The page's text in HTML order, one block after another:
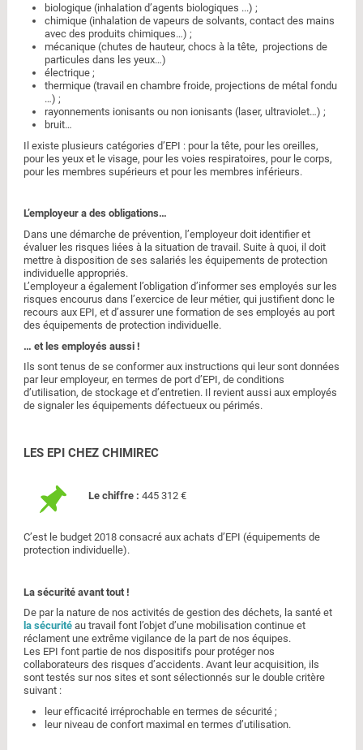
biologique (inhalation d’agents biologiques ...) ;
chimique (inhalation de vapeurs de solvants, contact des mains
avec des produits chimiques…) ;
mécanique (chutes de hauteur, chocs à la tête, projections de
particules dans les yeux…)
électrique ;
thermique (travail en chambre froide, projections de métal fondu
…) ;
rayonnements ionisants ou non ionisants (laser, ultraviolet…) ;
bruit…
Il existe plusieurs catégories d’EPI : pour la tête, pour les oreilles,
pour les yeux et le visage, pour les voies respiratoires, pour le corps,
pour les membres supérieurs et pour les membres inférieurs.
L’employeur a des obligations…
Dans une démarche de prévention, l’employeur doit identifier et
évaluer les risques liées à la situation de travail. Suite à quoi, il doit
mettre à disposition de ses salariés les équipements de protection
individuelle appropriés.
L’employeur a également l’obligation d’informer ses employés sur les
risques encourus dans l’exercice de leur métier, qui justifient donc le
recours aux EPI, et d’assurer une formation de ses employés au port
des équipements de protection individuelle.
… et les employés aussi !
Ils sont tenus de se conformer aux instructions qui leur sont données
par leur employeur, en termes de port d’EPI, de conditions
d’utilisation, de stockage et d’entretien. Il revient aussi aux employés
de signaler les équipements défectueux ou périmés.
LES EPI CHEZ CHIMIREC
Le chiffre : 445 312 €
C’est le budget 2018 consacré aux achats d’EPI (équipements de
protection individuelle).
La sécurité avant tout !
De par la nature de nos activités de gestion des déchets, la santé et
la sécuritéau travail font l’objet d’une mobilisation continue et
réclament une extrême vigilance de la part de nos équipes.
Les EPI font partie de nos dispositifs pour protéger nos
collaborateurs des risques d’accidents. Avant leur acquisition, ils
sont testés sur nos sites et sont sélectionnés sur le double critère
suivant :
leur efficacité irréprochable en termes de sécurité ;
leur niveau de confort maximal en termes d’utilisation.